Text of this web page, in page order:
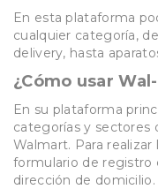
En esta plataforma
cualquier categoría,
delivery, hasta
¿Cómo usar
En su plataforma
categorías y sectores
Walmart. Para
formulario de registro
dirección de domicilio.